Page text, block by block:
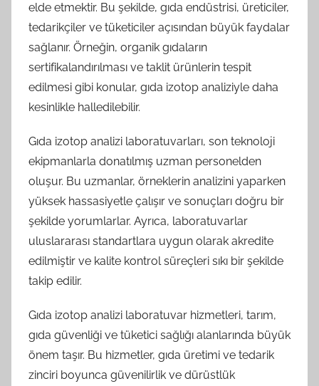
elde etmektir. Bu şekilde, gıda endüstrisi, üreticiler,
tedarikçiler ve tüketiciler açısından büyük faydalar
sağlanır. Örneğin, organik gıdaların
sertifikalandırılması ve taklit ürünlerin tespit
edilmesi gibi konular, gıda izotop analiziyle daha
kesinlikle halledilebilir.
Gıda izotop analizi laboratuvarları, son teknoloji
ekipmanlarla donatılmış uzman personelden
oluşur. Bu uzmanlar, örneklerin analizini yaparken
yüksek hassasiyetle çalışır ve sonuçları doğru bir
şekilde yorumlarlar. Ayrıca, laboratuvarlar
uluslararası standartlara uygun olarak akredite
edilmiştir ve kalite kontrol süreçleri sıkı bir şekilde
takip edilir.
Gıda izotop analizi laboratuvar hizmetleri, tarım,
gıda güvenliği ve tüketici sağlığı alanlarında büyük
önem taşır. Bu hizmetler, gıda üretimi ve tedarik
zinciri boyunca güvenilirlik ve dürüstlük